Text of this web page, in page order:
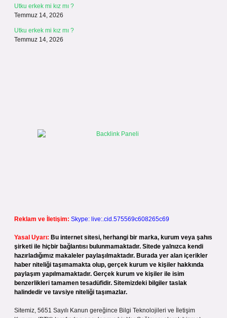
Utku erkek mi kız mı ?
Temmuz 14, 2026
Utku erkek mi kız mı ?
Temmuz 14, 2026
Reklam ve İletişim: Skype: live:.cid.575569c608265c69
Yasal Uyarı: Bu internet sitesi, herhangi bir marka, kurum veya şahıs
şirketi ile hiçbir bağlantısı bulunmamaktadır. Sitede yalnızca kendi
hazırladığımız makaleler paylaşılmaktadır. Burada yer alan içerikler
haber niteliği taşımamakta olup, gerçek kurum ve kişiler hakkında
paylaşım yapılmamaktadır. Gerçek kurum ve kişiler ile isim
benzerlikleri tamamen tesadüfidir. Sitemizdeki bilgiler taslak
halindedir ve tavsiye niteliği taşımazlar.
Sitemiz, 5651 Sayılı Kanun gereğince Bilgi Teknolojileri ve İletişim